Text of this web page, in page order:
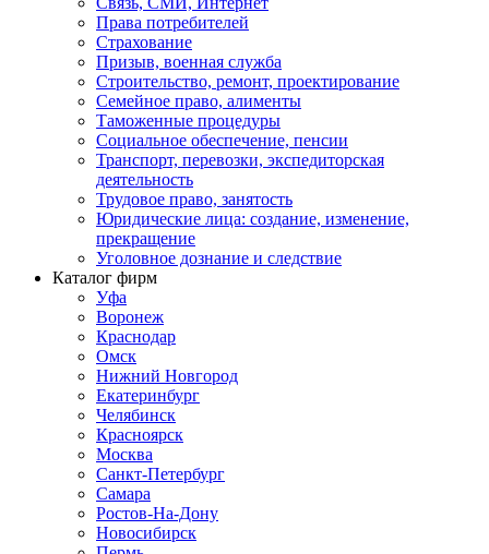
Права потребителей
Страхование
Призыв, военная служба
Строительство, ремонт, проектирование
Семейное право, алименты
Таможенные процедуры
Социальное обеспечение, пенсии
Транспорт, перевозки, экспедиторская
деятельность
Трудовое право, занятость
Юридические лица: создание, изменение,
прекращение
Уголовное дознание и следствие
Каталог фирм
Уфа
Воронеж
Краснодар
Омск
Нижний Новгород
Екатеринбург
Челябинск
Красноярск
Москва
Санкт-Петербург
Самара
Ростов-На-Дону
Новосибирск